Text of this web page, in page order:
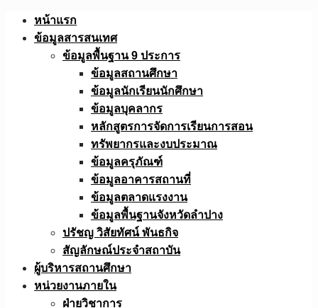
Skip
หน้าแรก
ข้อมูลสารสนเทศ
ข้อมูลพื้นฐาน 9 ประการ
ข้อมูลสถานศึกษา
ข้อมูลนักเรียนนักศึกษา
ข้อมูลบุคลากร
หลักสูตรการจัดการเรียนการสอน
ทรัพยากรและงบประมาณ
ข้อมูลครุภัณฑ์
ข้อมูลอาคารสถานที่
ข้อมูลตลาดแรงงาน
ข้อมูลพื้นฐานจังหวัดลำปาง
ปรัชญ วิสัยทัศน์ พันธกิจ
สัญลักษณ์ประจำสถาบัน
ผู้บริหารสถานศึกษา
หน่วยงานภายใน
ฝ่ายวิชาการ